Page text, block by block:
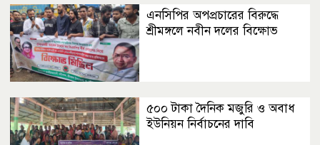
এনসিপির অপপ্রচারের বিরুদ্ধে
শ্রীমঙ্গলে নবীন দলের বিক্ষোভ
৫০০ টাকা দৈনিক মজুরি ও অবাধ
ইউনিয়ন নির্বাচনের দাবি